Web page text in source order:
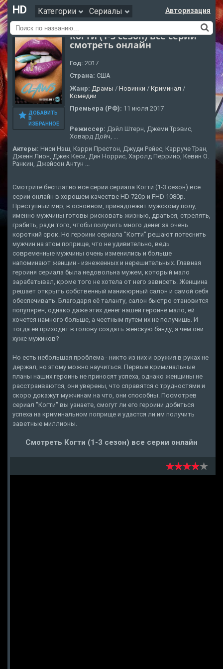
HD Категории Сериалы Авторизация
ДОБАВИТЬ
В
ИЗБРАННОЕ
Когти (1-3 сезон) все серии
смотреть онлайн
Год: 2017
Страна: CША
Жанр: Драмы / Новинки / Криминал /
Комедии
Премьера (РФ): 11 июля 2017
Режиссер: Дэйл Штерн, Джеми Трэвис,
Ховард Дойч, ...
Актеры: Ниси Нэш, Кэрри Престон, Джуди Рейес, Карруче Тран,
Дженн Лион, Джек Кеси, Дин Норрис, Хэролд Перрино, Кевин О.
Ранкин, Джейсон Антун ...
Смотрите бесплатно все серии сериала Когти (1-3 сезон) все
серии онлайн в хорошем качестве HD 720p и FHD 1080p.
Преступный мир, в основном, принадлежит мужскому полу,
именно мужчины готовы рисковать жизнью, драться, стрелять,
грабить, ради того, чтобы получить много денег за очень
короткий срок. Но героини сериала "Когти" решают потеснить
мужчин на этом поприще, что не удивительно, ведь
современные мужчины очень изменились и больше
напоминают женщин - изнеженных и нерешительных. Главная
героиня сериала была недовольна мужем, который мало
зарабатывал, кроме того не хотела от него зависеть. Женщина
решает открыть собственный маникюрный салон и самой себя
обеспечивать. Благодаря её таланту, салон быстро становится
популярен, однако даже этих денег нашей героине мало, ей
хочется намного больше, а честным путем их не получишь. И
тогда ей приходит в голову создать женскую банду, а чем они
хуже мужиков?
Но есть небольшая проблема - никто из них и оружия в руках не
держал, но этому можно научиться. Первые криминальные
планы наших героинь не приносят успеха, однако женщины не
расстраиваются, они уверены, что справятся с трудностями и
скоро докажут мужчинам на что, они способны. Посмотрев
сериал "Когти" вы узнаете, смогут ли его героини добиться
успеха на криминальном поприще и удастся ли им получить
заветные миллионы.
Смотреть Когти (1-3 сезон) все серии онлайн